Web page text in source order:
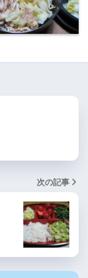
次の記事